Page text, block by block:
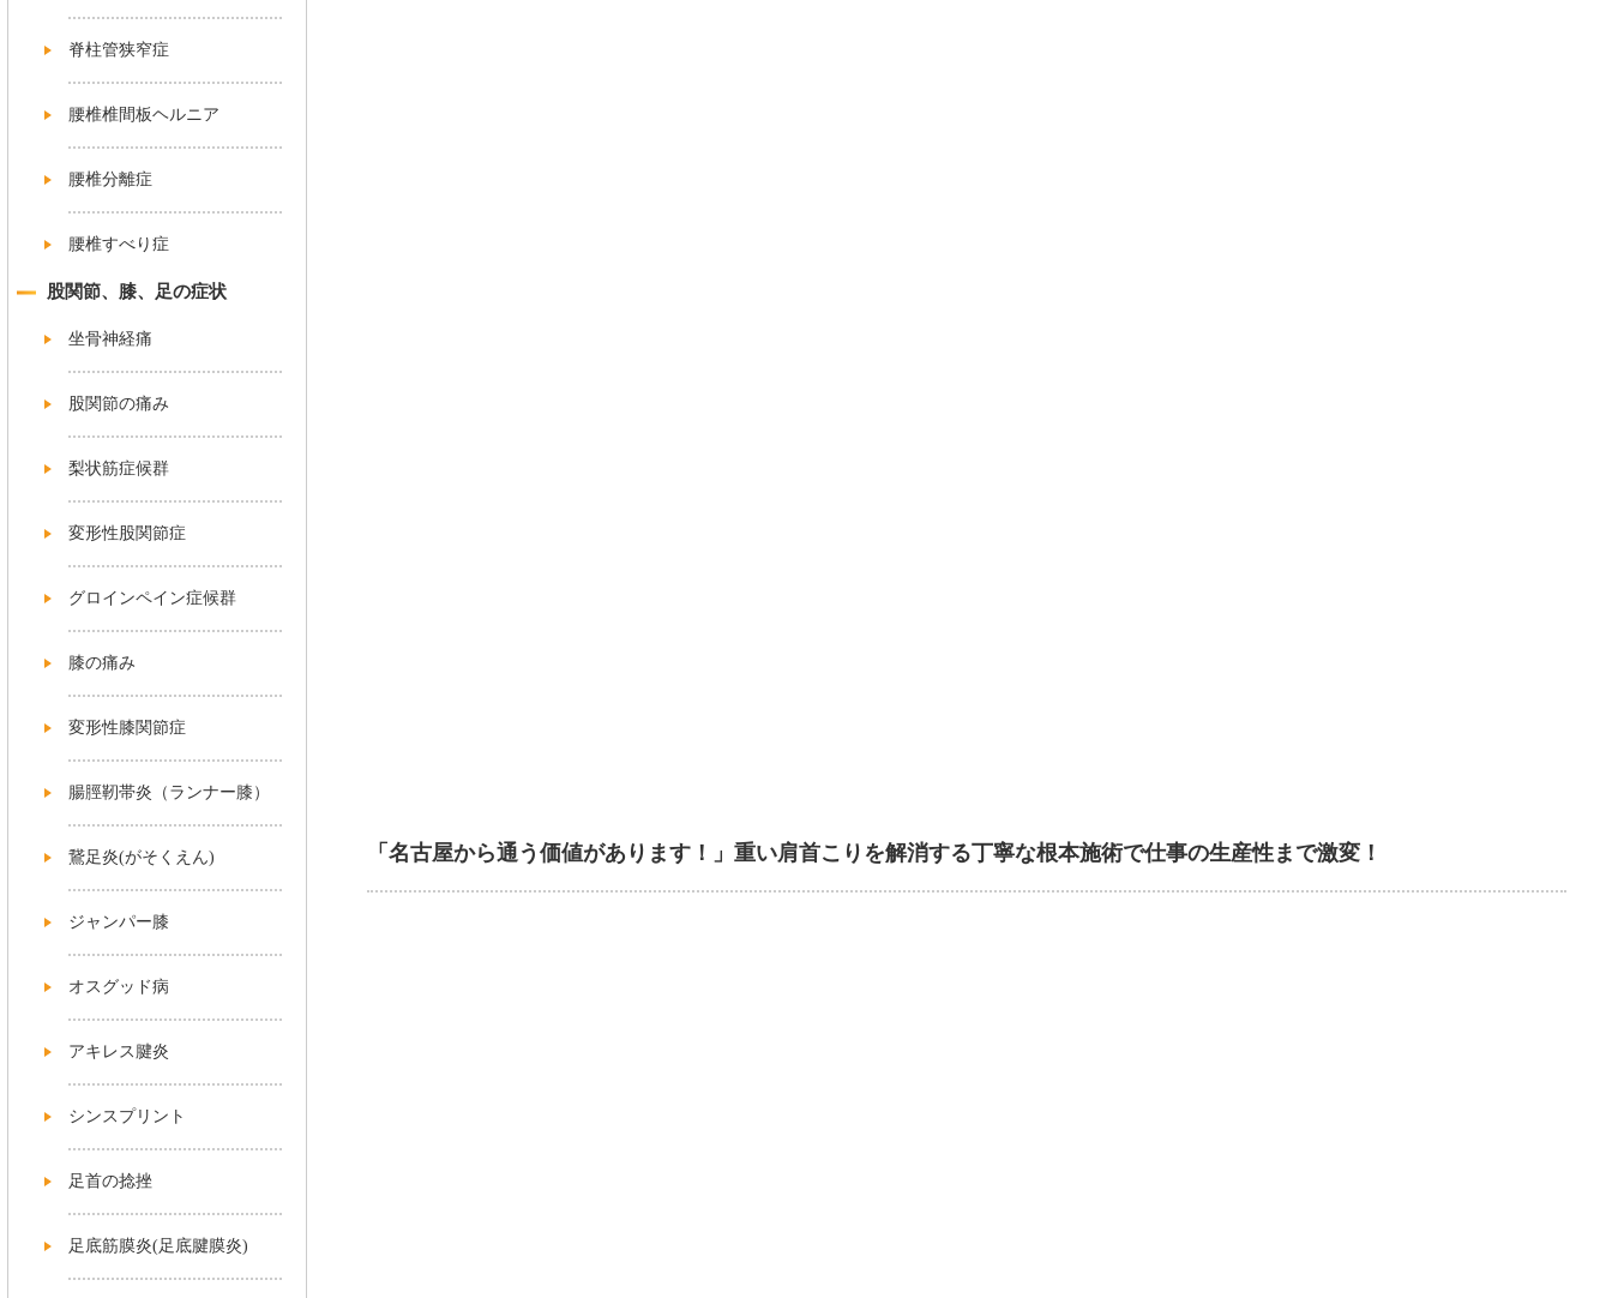
「名古屋から通う価値があります！」重い肩首こりを解消する丁寧な根本施術で仕事の生産性まで激変！
脊柱管狭窄症
腰椎椎間板ヘルニア
腰椎分離症
腰椎すべり症
股関節、膝、足の症状
坐骨神経痛
股関節の痛み
梨状筋症候群
変形性股関節症
グロインペイン症候群
膝の痛み
変形性膝関節症
腸脛靭帯炎（ランナー膝）
鵞足炎(がそくえん)
ジャンパー膝
オスグッド病
アキレス腱炎
シンスプリント
足首の捻挫
足底筋膜炎(足底腱膜炎)